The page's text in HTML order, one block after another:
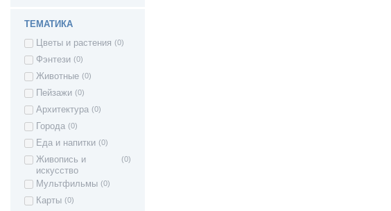
ТЕМАТИКА
Цветы и растения (0)
Фэнтези (0)
Животные (0)
Пейзажи (0)
Архитектура (0)
Города (0)
Еда и напитки (0)
Живопись и
искусство
(0)
Мультфильмы (0)
Карты (0)